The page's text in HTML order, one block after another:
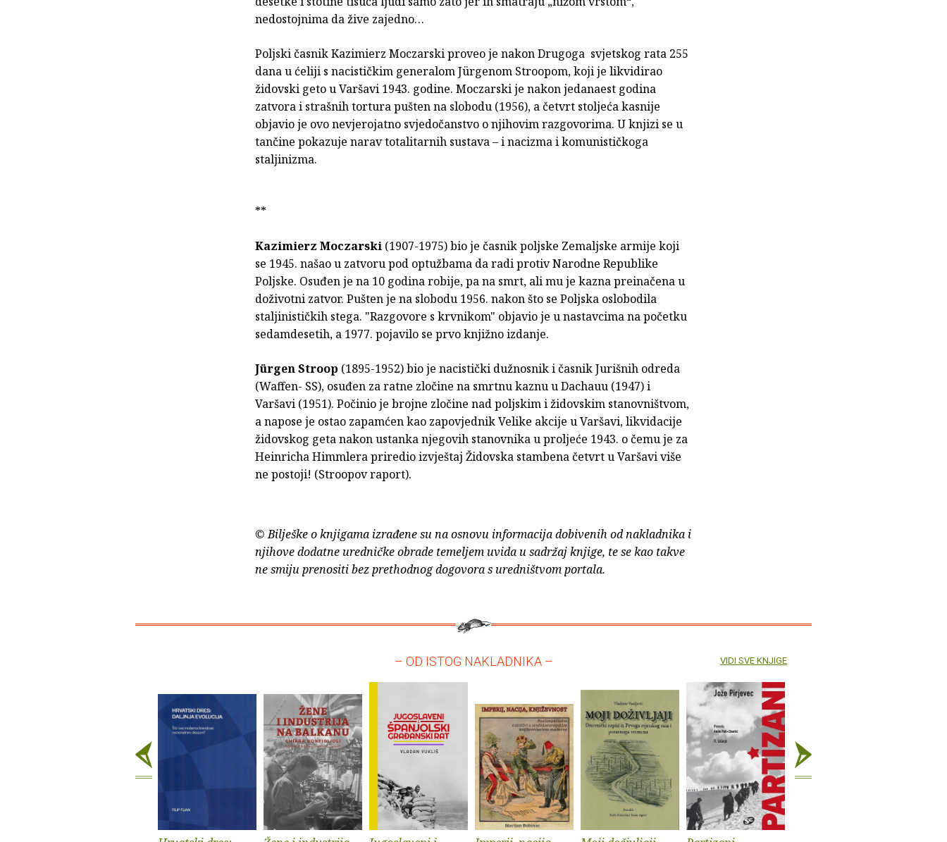
nedostojnima da žive zajedno…
Poljski časnik Kazimierz Moczarski proveo je nakon Drugoga svjetskog rata 255
dana u ćeliji s nacističkim generalom Jürgenom Stroopom, koji je likvidirao
židovski geto u Varšavi 1943. godine. Moczarski je nakon jedanaest godina
zatvora i strašnih tortura pušten na slobodu (1956), a četvrt stoljeća kasnije
objavio je ovo nevjerojatno svjedočanstvo o njihovim razgovorima. U knjizi se u
tančine pokazuje narav totalitarnih sustava – i nacizma i komunističkoga
staljinizma.
**
Kazimierz Moczarski (1907-1975) bio je časnik poljske Zemaljske armije koji
se 1945. našao u zatvoru pod optužbama da radi protiv Narodne Republike
Poljske. Osuđen je na 10 godina robije, pa na smrt, ali mu je kazna preinačena u
doživotni zatvor. Pušten je na slobodu 1956. nakon što se Poljska oslobodila
staljinističkih stega. "Razgovore s krvnikom" objavio je u nastavcima na početku
sedamdesetih, a 1977. pojavilo se prvo knjižno izdanje.
Jürgen Stroop (1895-1952) bio je nacistički dužnosnik i časnik Jurišnih odreda
(Waffen- SS), osuđen za ratne zločine na smrtnu kaznu u Dachauu (1947) i
Varšavi (1951). Počinio je brojne zločine nad poljskim i židovskim stanovništvom,
a napose je ostao zapamćen kao zapovjednik Velike akcije u Varšavi, likvidacije
židovskog geta nakon ustanka njegovih stanovnika u proljeće 1943. o čemu je za
Heinricha Himmlera priredio izvještaj Židovska stambena četvrt u Varšavi više
ne postoji! (Stroopov raport).
© Bilješke o knjigama izrađene su na osnovu informacija dobivenih od nakladnika i
njihove dodatne uredničke obrade temeljem uvida u sadržaj knjige, te se kao takve
ne smiju prenositi bez prethodnog dogovora s uredništvom portala.
– OD ISTOG NAKLADNIKA – VIDI SVE KNJIGE